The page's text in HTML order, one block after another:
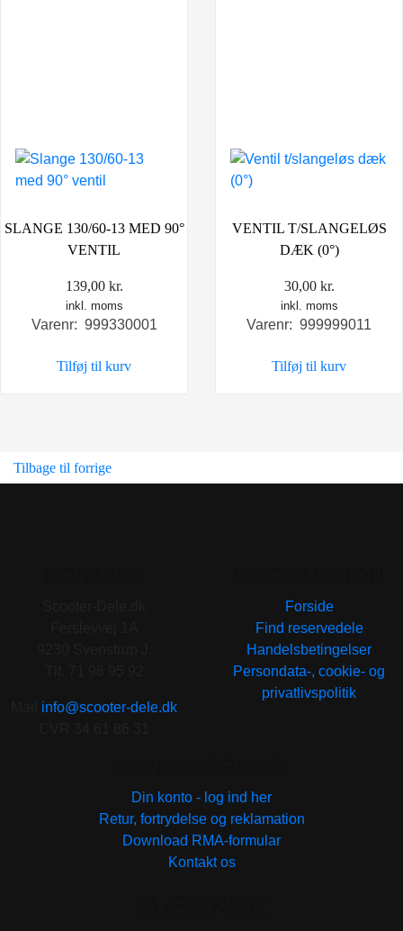
SLANGE 130/60-13 MED 90°
VENTIL
139,00 kr.
inkl. moms
Varenr: 999330001
Tilføj til kurv
VENTIL T/SLANGELØS
DÆK (0°)
30,00 kr.
inkl. moms
Varenr: 999999011
Tilføj til kurv
Tilbage til forrige
info@scooter-dele.dk
Forside
Find reservedele
Handelsbetingelser
Persondata-, cookie- og
privatlivspolitik
Din konto - log ind her
Retur, fortrydelse og reklamation
Download RMA-formular
Kontakt os